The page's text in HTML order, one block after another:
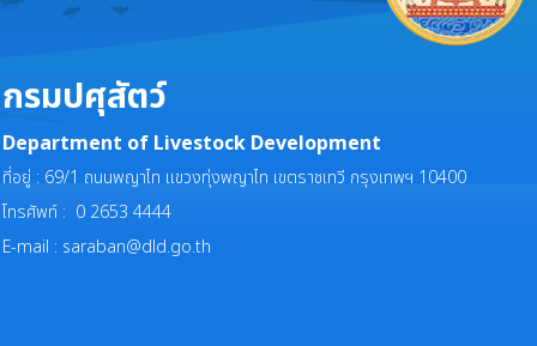
กรมปศุสัตว์
Department of Livestock Development
ที่อยู่ : 69/1 ถนนพญาไท แขวงทุ่งพญาไท เขตราชเทวี กรุงเทพฯ 10400
โทรศัพท์ : 0 2653 4444
E-mail : saraban@dld.go.th